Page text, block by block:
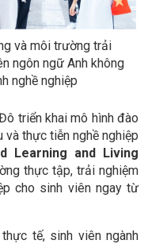
và môi trường trải
ngôn ngữ Anh không
nghề nghiệp
triển khai mô hình đào
thực tiễn nghề nghiệp
Learning and Living
thực tập, trải nghiệm
cho sinh viên ngay từ
tế, sinh viên ngành